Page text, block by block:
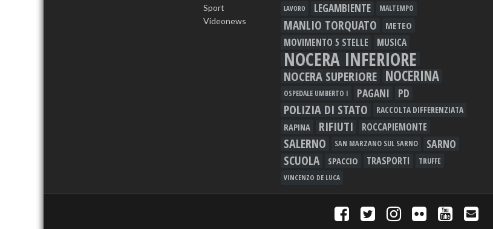
Sport
Videonews
LAVORO LEGAMBIENTE MALTEMPO
MANLIO TORQUATO METEO
MOVIMENTO 5 STELLE MUSICA
NOCERA INFERIORE
NOCERA SUPERIORE NOCERINA
OSPEDALE UMBERTO I PAGANI PD
POLIZIA DI STATO RACCOLTA DIFFERENZIATA
RAPINA RIFIUTI ROCCAPIEMONTE
SALERNO SAN MARZANO SUL SARNO SARNO
SCUOLA SPACCIO TRASPORTI TRUFFE
VINCENZO DE LUCA